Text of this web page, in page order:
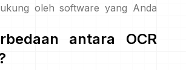
oleh software yang Anda
antara OCR